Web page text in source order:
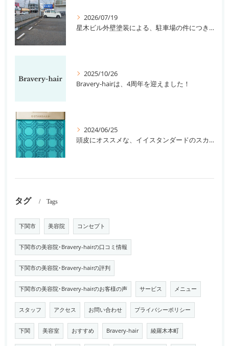
2026/07/19
星木ビル外壁塗装による、駐車場の件につきまして。
2025/10/26
Bravery-hairは、4周年を迎えました！
2024/06/25
頭皮にオススメな、イイスタンダードのスカルプ系シャンプー＆トリートメントです！
タグ Tags
下関市 美容院 コンセプト
下関市の美容院･Bravery-hairの口コミ情報
下関市の美容院･Bravery-hairの評判
下関市の美容院･Bravery-hairのお客様の声 サービス メニュー
スタッフ アクセス お問い合わせ プライバシーポリシー
下関 美容室 おすすめ Bravery-hair 綾羅木本町